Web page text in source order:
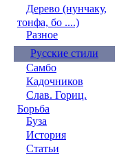
Дерево (нунчаку,
тонфа, бо ....)
Разное
Русские стили
Самбо
Кадочников
Слав. Гориц.
Борьба
Буза
История
Статьи